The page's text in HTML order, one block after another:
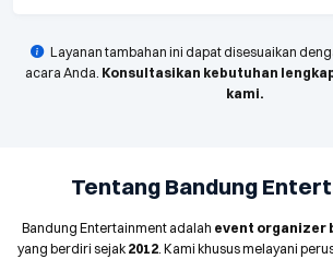
Layanan tambahan ini dapat disesuaikan
acara Anda. Konsultasikan kebutuhan
kami.
Tentang Bandung
Bandung Entertainment adalah event organizer
yang berdiri sejak 2012 . Kami khusus melayani